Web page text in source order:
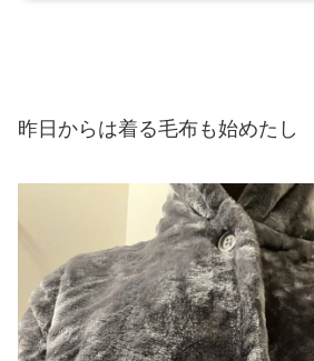
昨日からは着る毛布も始めたし